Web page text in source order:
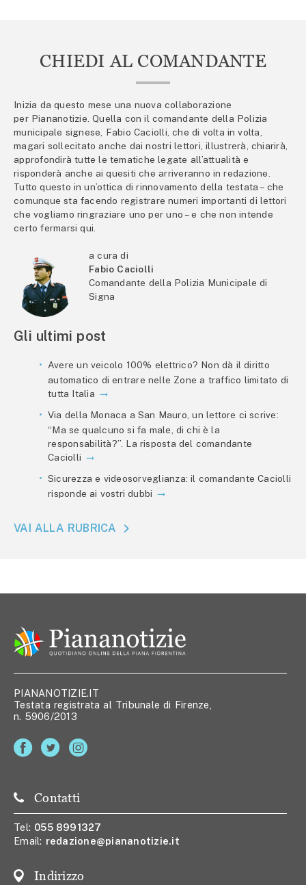
CHIEDI AL COMANDANTE
Inizia da questo mese una nuova collaborazione
per Piananotizie. Quella con il comandante della Polizia
municipale signese, Fabio Caciolli, che di volta in volta,
magari sollecitato anche dai nostri lettori, illustrerà, chiarirà,
approfondirà tutte le tematiche legate all’attualità e
risponderà anche ai quesiti che arriveranno in redazione.
Tutto questo in un’ottica di rinnovamento della testata – che
comunque sta facendo registrare numeri importanti di lettori
che vogliamo ringraziare uno per uno – e che non intende
certo fermarsi qui.
a cura di
Fabio Caciolli
Comandante della Polizia Municipale di
Signa
Gli ultimi post
Avere un veicolo 100% elettrico? Non dà il diritto
automatico di entrare nelle Zone a traffico limitato di
tutta Italia
Via della Monaca a San Mauro, un lettore ci scrive:
“Ma se qualcuno si fa male, di chi è la
responsabilità?”. La risposta del comandante
Caciolli
Sicurezza e videosorveglianza: il comandante Caciolli
risponde ai vostri dubbi
VAI ALLA RUBRICA
PIANANOTIZIE.IT
Testata registrata al Tribunale di Firenze,
n. 5906/2013
Contatti
Tel: 055 8991327
Email: redazione@piananotizie.it
Indirizzo